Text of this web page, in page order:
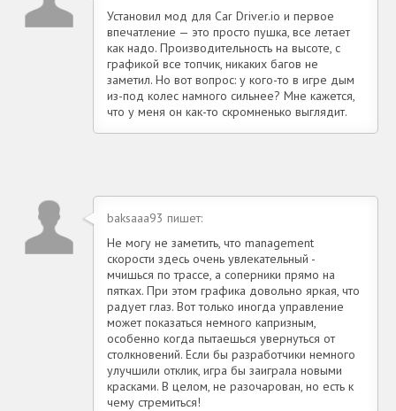
Установил мод для Car Driver.io и первое
впечатление — это просто пушка, все летает
как надо. Производительность на высоте, с
графикой все топчик, никаких багов не
заметил. Но вот вопрос: у кого-то в игре дым
из-под колес намного сильнее? Мне кажется,
что у меня он как-то скромненько выглядит.
baksaaa93 пишет:
Не могу не заметить, что management
скорости здесь очень увлекательный -
мчишься по трассе, а соперники прямо на
пятках. При этом графика довольно яркая, что
радует глаз. Вот только иногда управление
может показаться немного капризным,
особенно когда пытаешься увернуться от
столкновений. Если бы разработчики немного
улучшили отклик, игра бы заиграла новыми
красками. В целом, не разочарован, но есть к
чему стремиться!